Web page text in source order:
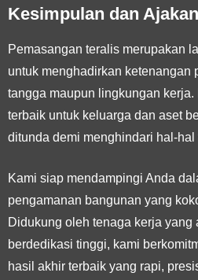
Kesimpulan dan
Pemasangan teralis merupakan
untuk menghadirkan ketenangan
tangga maupun lingkungan
terbaik untuk keluarga dan aset
ditunda demi menghindari hal-
Kami siap mendampingi Anda
pengamanan bangunan yang
Didukung oleh tenaga kerja yang
berdedikasi tinggi, kami
hasil akhir terbaik yang rapi,